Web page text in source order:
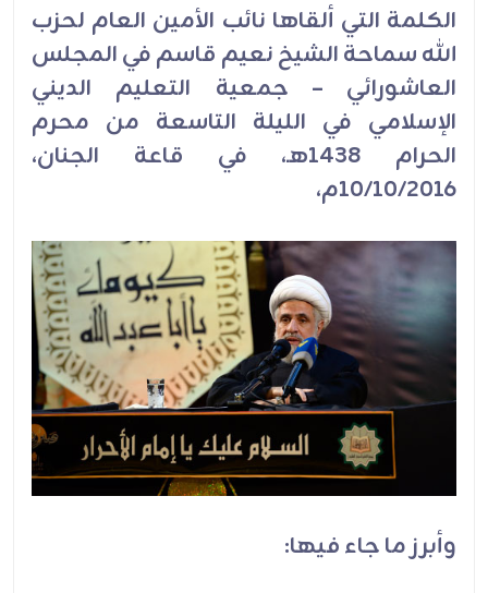
الكلمة التي ألقاها نائب الأمين العام لحزب
الله سماحة الشيخ نعيم قاسم في المجلس
العاشورائي – جمعية التعليم الديني
الإسلامي في الليلة التاسعة من محرم
الحرام 1438هـ، في قاعة الجنان،
10/10/2016م،
وأبرز ما جاء فيها: